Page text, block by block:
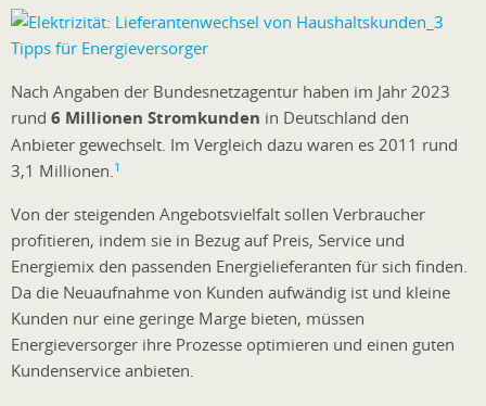
Nach Angaben der Bundesnetzagentur haben im Jahr 2023
rund 6 Millionen Stromkunden in Deutschland den
Anbieter gewechselt. Im Vergleich dazu waren es 2011 rund
3,1 Millionen.1
Von der steigenden Angebotsvielfalt sollen Verbraucher
profitieren, indem sie in Bezug auf Preis, Service und
Energiemix den passenden Energielieferanten für sich finden.
Da die Neuaufnahme von Kunden aufwändig ist und kleine
Kunden nur eine geringe Marge bieten, müssen
Energieversorger ihre Prozesse optimieren und einen guten
Kundenservice anbieten.